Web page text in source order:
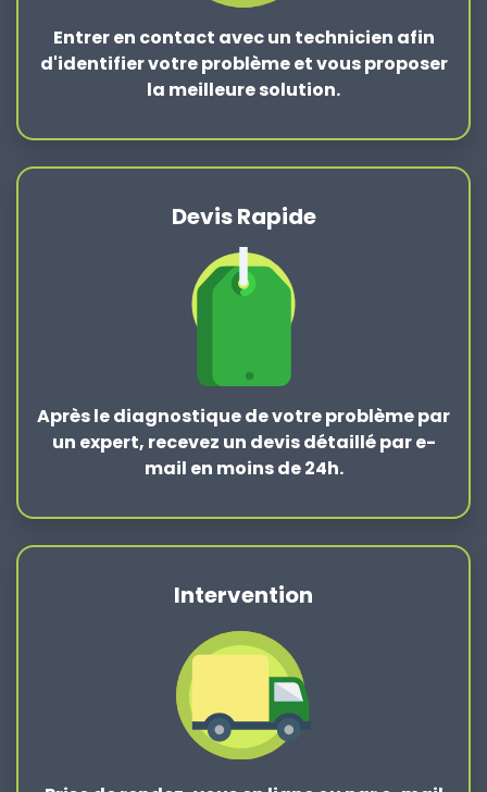
Entrer en contact avec un technicien afin
d'identifier votre problème et vous proposer
la meilleure solution.
Devis Rapide
Après lediagnostique de votre problèmepar
un expert, recevez un devis détaillé par e-
mail en moins de 24h.
Intervention